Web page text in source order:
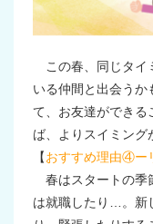
この春、同じタイ
いる仲間と出会うか
て、お友達ができる
ば、よりスイミング
【おすすめ理由④ー
春はスタートの季
は就職したり…。新